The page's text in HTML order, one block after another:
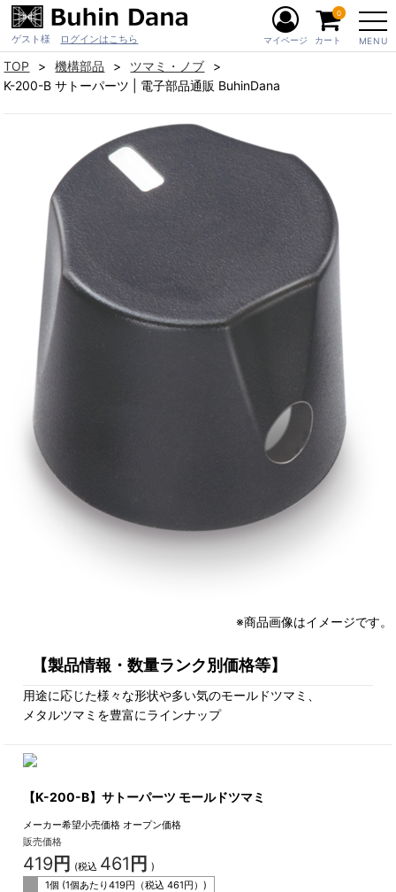
ゲスト様 ログインはこちら MENU
マイページ カート
0
TOP 機構部品
ツマミ・ノブ
K-200-B サトーパーツ | 電子部品通販 BuhinDana
※商品画像はイメージです。
【製品情報・数量ランク別価格等】
用途に応じた様々な形状や多い気のモールドツマミ、
メタルツマミを豊富にラインナップ
【K-200-B】サトーパーツ モールドツマミ
メーカー希望小売価格 オープン価格
販売価格
419円 (税込 461 円 )
1個 (1個あたり419円（税込461円）)